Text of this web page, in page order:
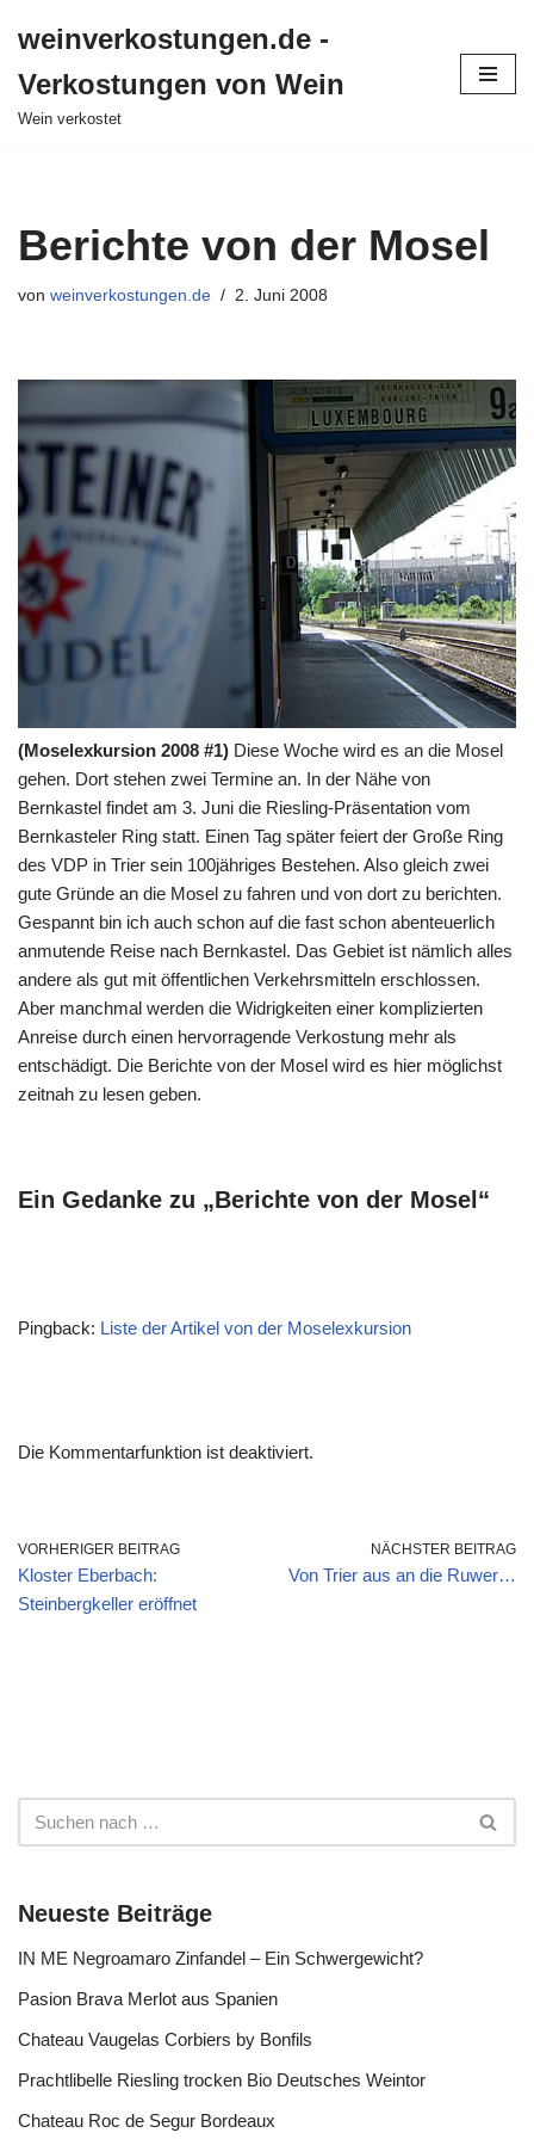
Inhalt
springen
weinverkostungen.de -
Verkostungen von Wein
Wein verkostet
Berichte von der Mosel
von weinverkostungen.de 2. Juni 2008
(Moselexkursion 2008 #1) Diese Woche wird es an die Mosel
gehen. Dort stehen zwei Termine an. In der Nähe von
Bernkastel findet am 3. Juni die Riesling-Präsentation vom
Bernkasteler Ring statt. Einen Tag später feiert der Große Ring
des VDP in Trier sein 100jähriges Bestehen. Also gleich zwei
gute Gründe an die Mosel zu fahren und von dort zu berichten.
Gespannt bin ich auch schon auf die fast schon abenteuerlich
anmutende Reise nach Bernkastel. Das Gebiet ist nämlich alles
andere als gut mit öffentlichen Verkehrsmitteln erschlossen.
Aber manchmal werden die Widrigkeiten einer komplizierten
Anreise durch einen hervorragende Verkostung mehr als
entschädigt. Die Berichte von der Mosel wird es hier möglichst
zeitnah zu lesen geben.
Ein Gedanke zu „Berichte von der Mosel“
Pingback: Liste der Artikel von der Moselexkursion
Die Kommentarfunktion ist deaktiviert.
VORHERIGER BEITRAG
Kloster Eberbach:
Steinbergkeller eröffnet
NÄCHSTER BEITRAG
Von Trier aus an die Ruwer…
Neueste Beiträge
IN ME Negroamaro Zinfandel – Ein Schwergewicht?
Pasion Brava Merlot aus Spanien
Chateau Vaugelas Corbiers by Bonfils
Prachtlibelle Riesling trocken Bio Deutsches Weintor
Chateau Roc de Segur Bordeaux